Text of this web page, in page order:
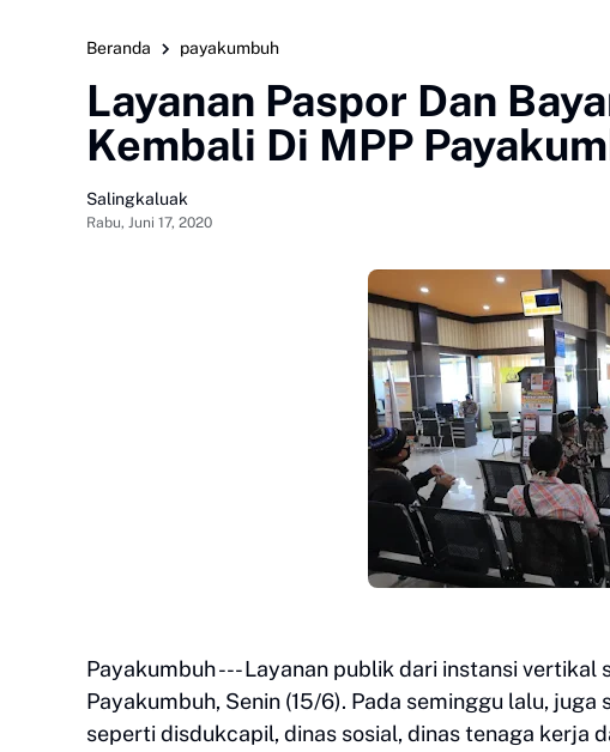
Beranda payakumbuh
Layanan Paspor Dan
Kembali Di MPP
Salingkaluak
Rabu, Juni 17, 2020
Payakumbuh --- Layanan publik dari instansi
Payakumbuh, Senin (15/6). Pada seminggu lalu,
seperti disdukcapil, dinas sosial, dinas tenaga kerja